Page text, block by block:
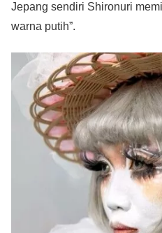
Jepang sendiri Shironuri
warna putih”.